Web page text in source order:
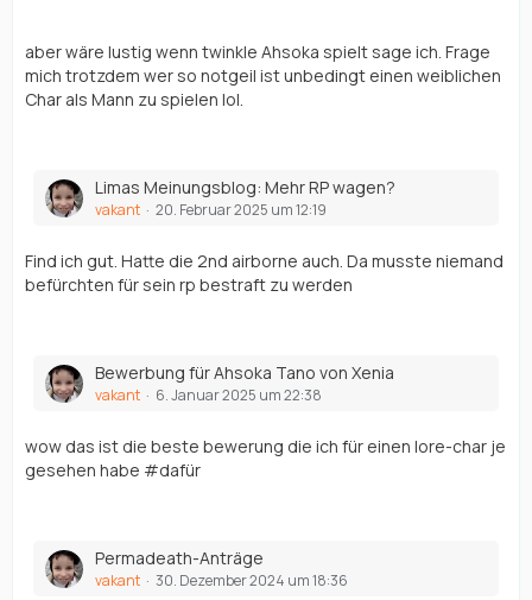
aber wäre lustig wenn twinkle Ahsoka spielt sage ich. Frage
mich trotzdem wer so notgeil ist unbedingt einen weiblichen
Char als Mann zu spielen lol.
Limas Meinungsblog: Mehr RP wagen?
vakant 20. Februar 2025 um 12:19
Find ich gut. Hatte die 2nd airborne auch. Da musste niemand
befürchten für sein rp bestraft zu werden
Bewerbung für Ahsoka Tano von Xenia
vakant 6. Januar 2025 um 22:38
wow das ist die beste bewerung die ich für einen lore-char je
gesehen habe #dafür
Permadeath-Anträge
vakant 30. Dezember 2024 um 18:36